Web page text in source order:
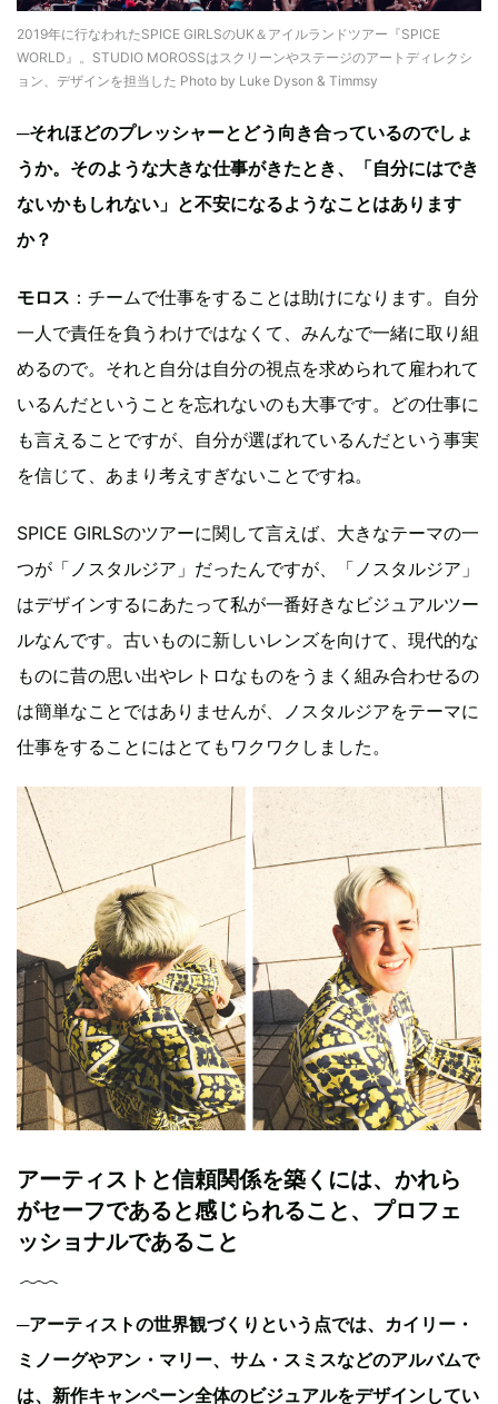
2019年に行なわれたSPICE GIRLSのUK＆アイルランドツアー『SPICE
WORLD』。STUDIO MOROSSはスクリーンやステージのアートディレクシ
ョン、デザインを担当した Photo by Luke Dyson & Timmsy
─それほどのプレッシャーとどう向き合っているのでしょ
うか。そのような大きな仕事がきたとき、「自分にはでき
ないかもしれない」と不安になるようなことはあります
か？
モロス ：チームで仕事をすることは助けになります。自分
一人で責任を負うわけではなくて、みんなで一緒に取り組
めるので。それと自分は自分の視点を求められて雇われて
いるんだということを忘れないのも大事です。どの仕事に
も言えることですが、自分が選ばれているんだという事実
を信じて、あまり考えすぎないことですね。
SPICE GIRLSのツアーに関して言えば、大きなテーマの一
つが「ノスタルジア」だったんですが、「ノスタルジア」
はデザインするにあたって私が一番好きなビジュアルツー
ルなんです。古いものに新しいレンズを向けて、現代的な
ものに昔の思い出やレトロなものをうまく組み合わせるの
は簡単なことではありませんが、ノスタルジアをテーマに
仕事をすることにはとてもワクワクしました。
アーティストと信頼関係を築くには、かれら
がセーフであると感じられること、プロフェ
ッショナルであること
─アーティストの世界観づくりという点では、カイリー・
ミノーグやアン・マリー、サム・スミスなどのアルバムで
は、新作キャンペーン全体のビジュアルをデザインしてい